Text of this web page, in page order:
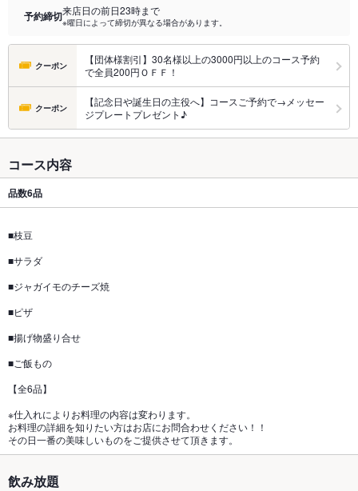
予約締切来店日の前日23時まで
※曜日によって締切が異なる場合があります。
クーポン
【団体様割引】30名様以上の3000円以上のコース予約
で全員200円ＯＦＦ！
クーポン
【記念日や誕生日の主役へ】コースご予約で→メッセー
ジプレートプレゼント♪
コース内容
品数6品
■枝豆
■サラダ
■ジャガイモのチーズ焼
■ピザ
■揚げ物盛り合せ
■ご飯もの
【全6品】
※仕入れによりお料理の内容は変わります。
お料理の詳細を知りたい方はお店にお問合わせください！！
その日一番の美味しいものをご提供させて頂きます。
飲み放題